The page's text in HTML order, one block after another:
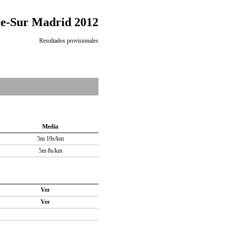
Sur Madrid 2012
Resultados provisionales
Media
5m 19s/km
5m 8s/km
Ver
Ver